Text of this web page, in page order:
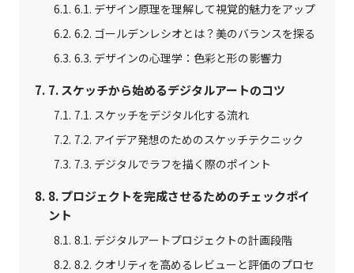
6.1. デザイン原理を理解して視覚的魅力をアップ
6.2. ゴールデンレシオとは？美のバランスを探る
6.3. デザインの心理学：色彩と形の影響力
7. スケッチから始めるデジタルアートのコツ
7.1. スケッチをデジタル化する流れ
7.2. アイデア発想のためのスケッチテクニック
7.3. デジタルでラフを描く際のポイント
8. プロジェクトを完成させるためのチェックポイ
ント
8.1. デジタルアートプロジェクトの計画段階
8.2. クオリティを高めるレビューと評価のプロセ